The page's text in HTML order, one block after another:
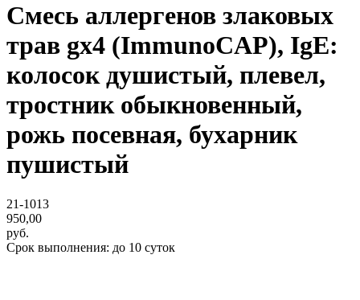
Смесь аллергенов злаковых
трав gx4 (ImmunoCAP), IgE:
колосок душистый, плевел,
тростник обыкновенный,
рожь посевная, бухарник
пушистый
21-1013
950,00
руб.
Срок выполнения: до 10 суток